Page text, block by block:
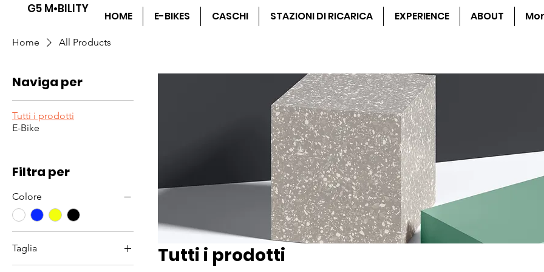
G5 M•BILITY
HOME E-BIKES CASCHI STAZIONI DI RICARICA EXPERIENCE ABOUT
Home All Products
Naviga per
Tutti i prodotti
E-Bike
Filtra per
Colore
Taglia
Tutti i prodotti